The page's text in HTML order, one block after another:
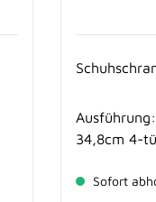
34,8cm 4-
Sofort